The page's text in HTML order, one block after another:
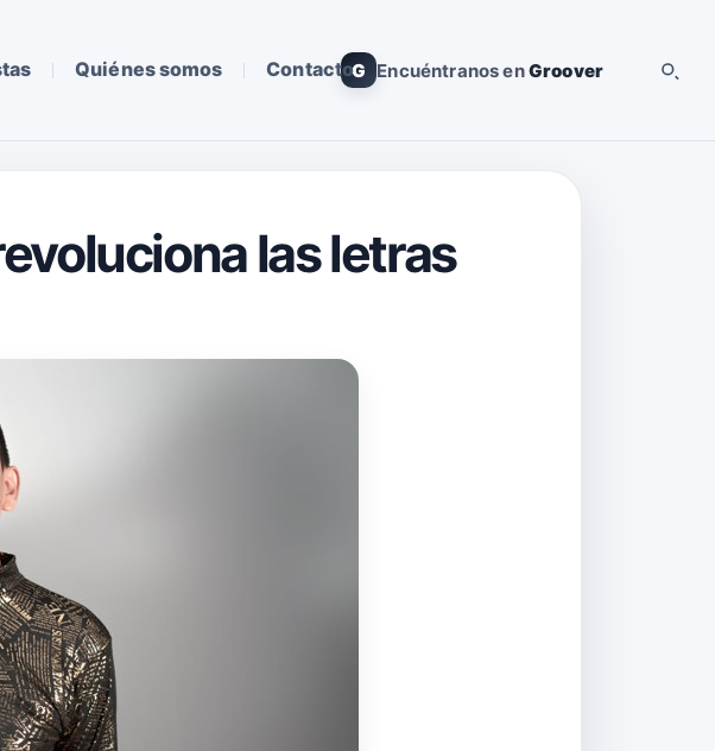
Quiénes somos ContactoG Encuéntranos enGroover
las letras